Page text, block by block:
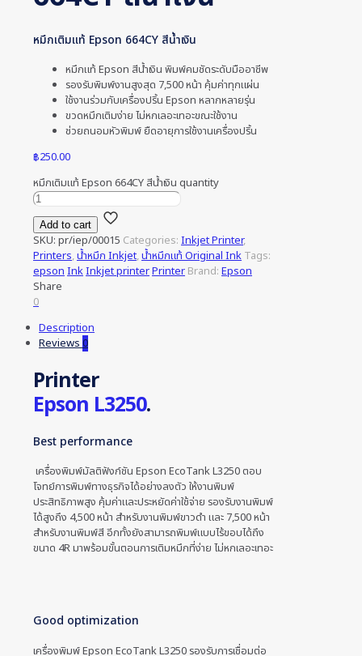
หมึกเติมแท้ Epson 664CY สีน้ำเงิน
หมึกแท้ Epson สีน้ำเงิน พิมพ์คมชัดระดับมืออาชีพ
รองรับพิมพ์งานสูงสุด 7,500 หน้า คุ้มค่าทุกแผ่น
ใช้งานร่วมกับเครื่องปริ้น Epson หลากหลายรุ่น
ขวดหมึกเติมง่าย ไม่หกเลอะเทอะขณะใช้งาน
ช่วยถนอมหัวพิมพ์ ยืดอายุการใช้งานเครื่องปริ้น
฿250.00
หมึกเติมแท้ Epson 664CY สีน้ำเงิน quantity
Add to cart
SKU: pr/iep/00015 Categories: Inkjet Printer,
Printers,น้ำหมึก Inkjet,น้ำหมึกแท้ Original Ink Tags:
epsonInkInkjet printerPrinter Brand: Epson
Share
0
Description
Reviews0
Printer
Epson L3250.
Best performance
เครื่องพิมพ์มัลติฟังก์ชัน Epson EcoTank L3250 ตอบ
โจทย์การพิมพ์ทางธุรกิจได้อย่างลงตัว ให้งานพิมพ์
ประสิทธิภาพสูง คุ้มค่าและประหยัดค่าใช้จ่าย รองรับงานพิมพ์
ได้สูงถึง 4,500 หน้า สำหรับงานพิมพ์ขาวดำ และ 7,500 หน้า
สำหรับงานพิมพ์สี อีกทั้งยังสามารถพิมพ์แบบไร้ขอบได้ถึง
ขนาด 4R มาพร้อมขั้นตอนการเติมหมึกที่ง่าย ไม่หกเลอะเทอะ
Good optimization
เครื่องพิมพ์ Epson EcoTank L3250 รองรับการเชื่อมต่อ